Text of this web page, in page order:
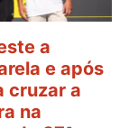
a
e após
cruzar a
na